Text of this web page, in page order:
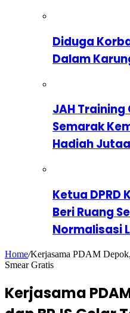
Diduga
Dalam
JAH
Semarak
Hadiah
Ketua DPRD
Beri Ruang
Normalisasi
Home/Kerjasama PDAM
Smear Gratis
Kerjasama